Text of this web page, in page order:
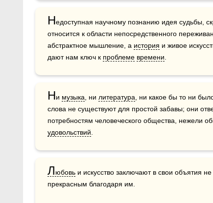
Недоступная научному познанию идея судьбы,
относится к области непосредственного
абстрактное мышление, а история и живое
дают нам ключ к проблеме времени
Ни музыка , ни литература , ни какое бы то ни
слова не существуют для простой забавы; они
удовольствий
Любовь и искусство заключают в свои объятия
прекрасным благодаря им.